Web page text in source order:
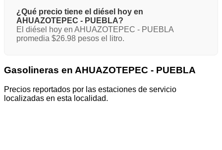
¿Qué precio tiene el diésel hoy en
AHUAZOTEPEC - PUEBLA?
El diésel hoy en AHUAZOTEPEC - PUEBLA
promedia $26.98 pesos el litro.
Gasolineras en AHUAZOTEPEC - PUEBLA
Precios reportados por las estaciones de servicio
localizadas en esta localidad.